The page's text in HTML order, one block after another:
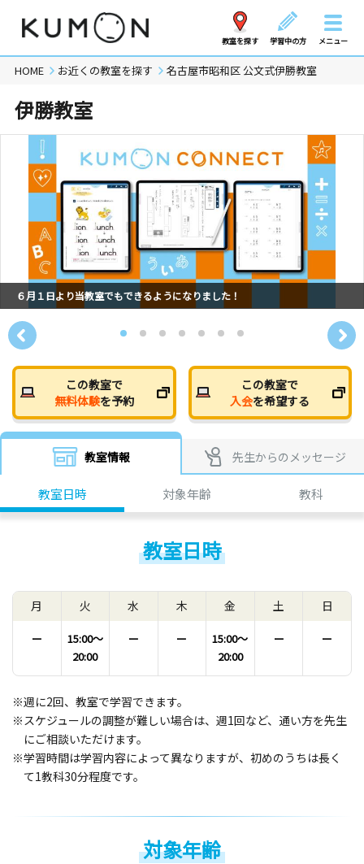
教室を探す 学習中の方 メニュー
HOME お近くの教室を探す 名古屋市昭和区 公文式伊勝教室
伊勝教室
６月１日より当教室でもできるようになりました！
この教室で
無料体験を予約
この教室で
入会を希望する
教室情報 先生からのメッセージ
教室日時 対象年齢 教科
教室日時
月
ー
火
15:00〜
20:00
水
ー
木
ー
金
15:00〜
20:00
土
ー
日
ー
※週に2回、教室で学習できます。
※スケジュールの調整が難しい場合は、週1回など、通い方を先生
にご相談いただけます。
※学習時間は学習内容によって異なりますが、初めのうちは長く
て1教科30分程度です。
対象年齢